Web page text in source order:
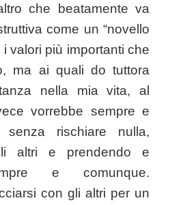
che beatamente va
come un “novello
i valori più importanti che
ma ai quali do tuttora
nella mia vita, al
vorrebbe sempre e
senza rischiare nulla,
altri e prendendo e
e comunque.
con gli altri per un